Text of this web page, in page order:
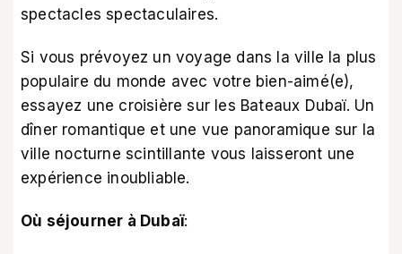
spectacles spectaculaires.
Si vous prévoyez un voyage dans la ville la plus
populaire du monde avec votre bien-aimé(e),
essayez une croisière sur les Bateaux Dubaï. Un
dîner romantique et une vue panoramique sur la
ville nocturne scintillante vous laisseront une
expérience inoubliable.
Où séjourner à Dubaï: